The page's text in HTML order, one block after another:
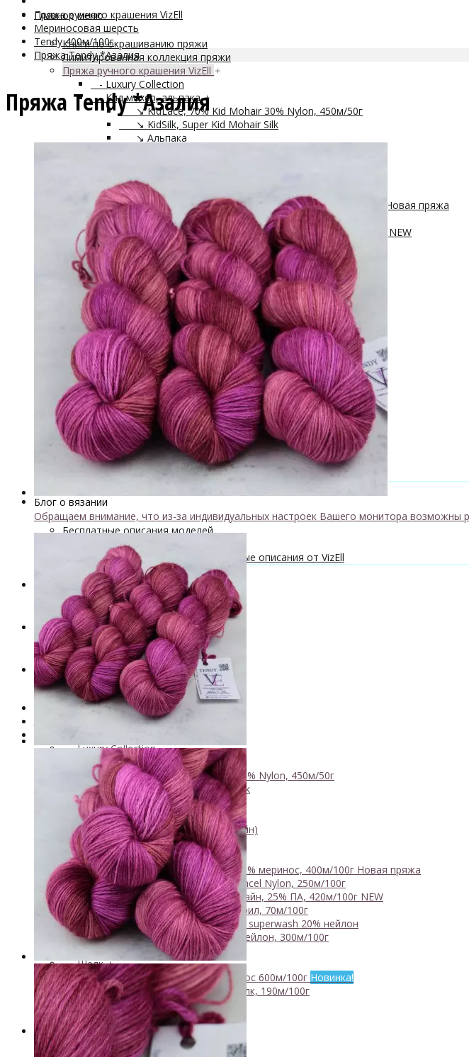
Главное меню
Книги по окрашиванию пряжи
Лимитированная коллекция пряжи
Пряжа ручного крашения VizEll +
- Luxury Collection
- Кид мохер, альпака+
↘ KidLace, 70% Kid Mohair 30% Nylon, 450м/50г
↘ KidSilk, Super Kid Mohair Silk
↘ Альпака
↘ Mavka, 220м/100г
- Пряжа смешанных составов
↘ Charisma, 10% кашемир 90% меринос, 400м/100г
Новая пряжа
↘ Kable Aquarelle, Merino Tencel Nylon, 250м/100г
↘ Like, 75% меринос эстрафайн, 25% ПА, 420м/100г NEW
↘ Nice, 50% Шерсть 50% Акрил, 70м/100г
↘ Sock Tender, 80% меринос superwash 20% нейлон
↘ Sock, 75% Меринос 25% Нейлон, 300м/100г
- Хлопок
- Шелк+
↘ Cleo 50% шелк 50% меринос 600м/100гНовинка!
↘ Бурет, 100% буретный шелк, 190м/100г
- Шерсть 100%
- Шерсть ягненка
Бобинная пряжа+
- Альпака
- Кашемир
- Мериносовая шерсть
- Пряжа с кид мохером
Мастер-классы и описания вязаных изделий
Инструменты и аксессуары+
- Конусы для пряжи
Одежда TieDye
Блог о вязании
Бесплатные описания моделей
Вязальные лайфхаки
Галерея вязаных изделий и бесплатные описания от VizEll
Новинки
. . .
Книги по окрашиванию пряжи
Лимитированная коллекция пряжи
- Luxury Collection
- Кид мохер, альпака+
↘ KidLace, 70% Kid Mohair 30% Nylon, 450м/50г
↘ KidSilk, Super Kid Mohair Silk
↘ Альпака
- Мериносовая шерсть+
↘ Bliss 350м/100г (экстрафайн)
↘ Mavka, 220м/100г
- Пряжа смешанных составов+
↘ Charisma, 10% кашемир 90% меринос, 400м/100г Новая пряжа
↘ Kable Aquarelle, Merino Tencel Nylon, 250м/100г
↘ Like, 75% меринос эстрафайн, 25% ПА, 420м/100г NEW
↘ Nice, 50% Шерсть 50% Акрил, 70м/100г
↘ Sock Tender, 80% меринос superwash 20% нейлон
↘ Sock, 75% Меринос 25% Нейлон, 300м/100г
- Хлопок
- Шелк+
↘ Cleo 50% шелк 50% меринос 600м/100г Новинка!
↘ Бурет, 100% буретный шелк, 190м/100г
- Шерсть 100%
- Шерсть ягненка
Бобинная пряжа+
- Альпака
Пряжа ручного крашения VizEll
Мериносовая шерсть
Tendy 400м/100г
Пряжа Tendy *Азалия
Пряжа Tendy *Азалия
Обращаем внимание, что из-за индивидуальных настроек Вашего монитора возможны